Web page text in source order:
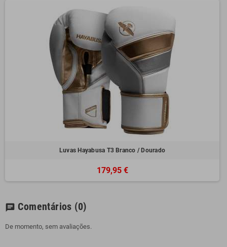
Luvas Hayabusa T3 Branco / Dourado
179,95 €
chat Comentários (0)
De momento, sem avaliações.